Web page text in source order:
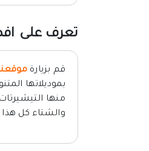
تعرف على
قم بزيارة
بموديلاتها
منها
والشتاء كل هذا